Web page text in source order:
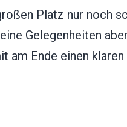
Platz nur noch
Gelegenheiten aber
am Ende einen klaren